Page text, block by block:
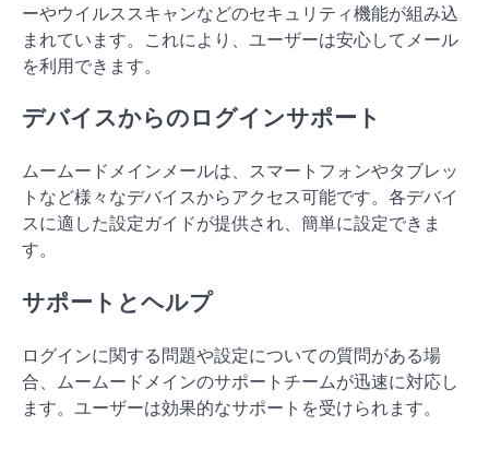
ーやウイルススキャンなどのセキュリティ機能が組み込
まれています。これにより、ユーザーは安心してメール
を利用できます。
デバイスからのログインサポート
ムームードメインメールは、スマートフォンやタブレッ
トなど様々なデバイスからアクセス可能です。各デバイ
スに適した設定ガイドが提供され、簡単に設定できま
す。
サポートとヘルプ
ログインに関する問題や設定についての質問がある場
合、ムームードメインのサポートチームが迅速に対応し
ます。ユーザーは効果的なサポートを受けられます。